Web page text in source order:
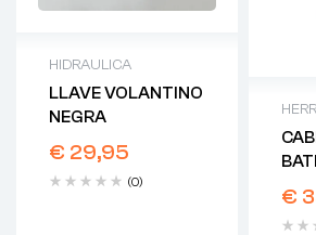
HIDRAULICA
LLAVE VOLANTINO
NEGRA
€ 29,95
(0)
€